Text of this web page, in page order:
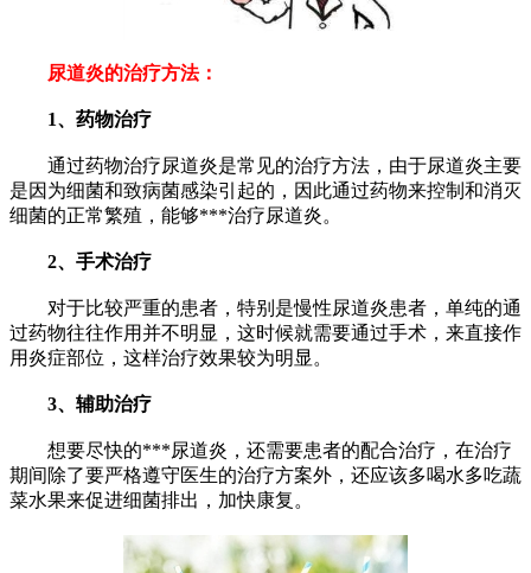
尿道炎的治疗方法：
1、药物治疗
通过药物治疗尿道炎是常见的治疗方法，由于尿道炎主要
是因为细菌和致病菌感染引起的，因此通过药物来控制和消灭
细菌的正常繁殖，能够***治疗尿道炎。
2、手术治疗
对于比较严重的患者，特别是慢性尿道炎患者，单纯的通
过药物往往作用并不明显，这时候就需要通过手术，来直接作
用炎症部位，这样治疗效果较为明显。
3、辅助治疗
想要尽快的***尿道炎，还需要患者的配合治疗，在治疗
期间除了要严格遵守医生的治疗方案外，还应该多喝水多吃蔬
菜水果来促进细菌排出，加快康复。